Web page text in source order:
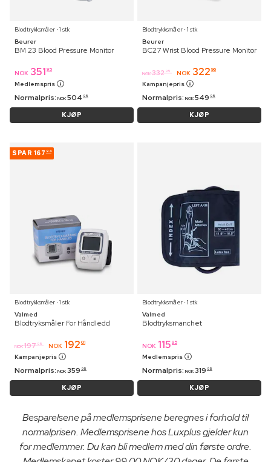
Blodtrykksmåler ⋅ 1 stk
Beurer
BM 23 Blood Pressure Monitor
NOK 351 95
Medlemspris
Normalpris: NOK 504 95
KJØP
Blodtrykksmåler ⋅ 1 stk
Beurer
BC27 Wrist Blood Pressure Monitor
NOK 332 95 NOK 322 96
Kampanjepris
Normalpris: NOK 549 95
KJØP
SPAR 167 94
Blodtrykksmåler ⋅ 1 stk
Valmed
Blodtryksmåler For Håndledd
NOK 197 95 NOK 192 01
Kampanjepris
Normalpris: NOK 359 95
KJØP
Blodtrykksmåler ⋅ 1 stk
Valmed
Blodtryksmanchet
NOK 115 95
Medlemspris
Normalpris: NOK 319 95
KJØP
Besparelsene på medlemsprisene beregnes i forhold til
normalprisen. Medlemsprisene hos Luxplus gjelder kun
for medlemmer. Du kan bli medlem med din første ordre.